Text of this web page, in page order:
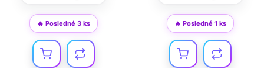
🔥 Posledné 3 ks 🔥 Posledné 1 ks